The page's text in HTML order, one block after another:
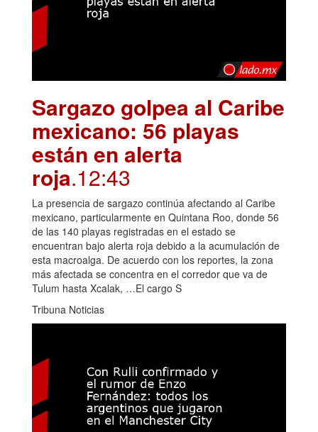
Sargazo golpea al Caribe
mexicano: 56 playas
están en alerta
roja.12:43
La presencia de sargazo continúa afectando al Caribe
mexicano, particularmente en Quintana Roo, donde 56
de las 140 playas registradas en el estado se
encuentran bajo alerta roja debido a la acumulación de
esta macroalga. De acuerdo con los reportes, la zona
más afectada se concentra en el corredor que va de
Tulum hasta Xcalak, …El cargo S
Tribuna Noticias